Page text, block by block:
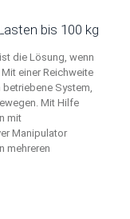
bis 100 kg
die Lösung, wenn
einer Reichweite
System,
Mit Hilfe
mit
Manipulator
mehreren